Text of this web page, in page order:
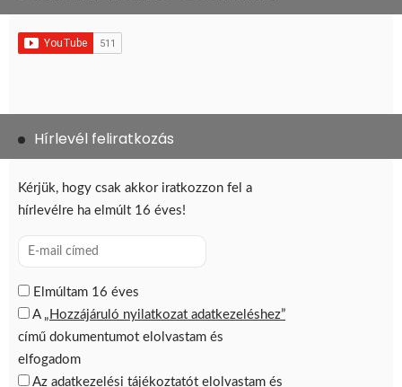
Hírlevél feliratkozás